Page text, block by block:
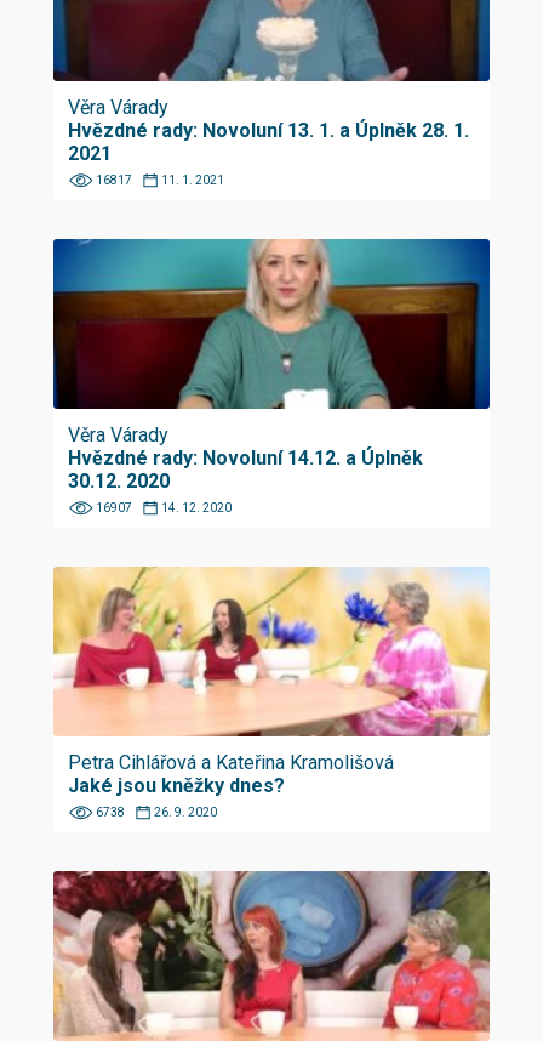
Věra Várady
Hvězdné rady: Novoluní 13. 1. a Úplněk 28. 1.
2021
16817 11. 1. 2021
Věra Várady
Hvězdné rady: Novoluní 14.12. a Úplněk
30.12. 2020
16907 14. 12. 2020
Petra Cihlářová a Kateřina Kramolišová
Jaké jsou kněžky dnes?
6738 26. 9. 2020